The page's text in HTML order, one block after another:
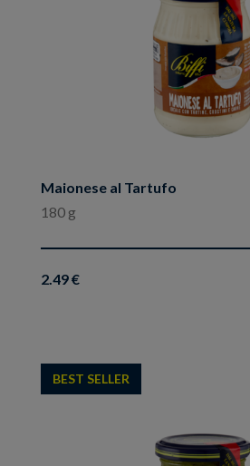
Maionese al Tartufo
180 g
2.49 €
BEST SELLER